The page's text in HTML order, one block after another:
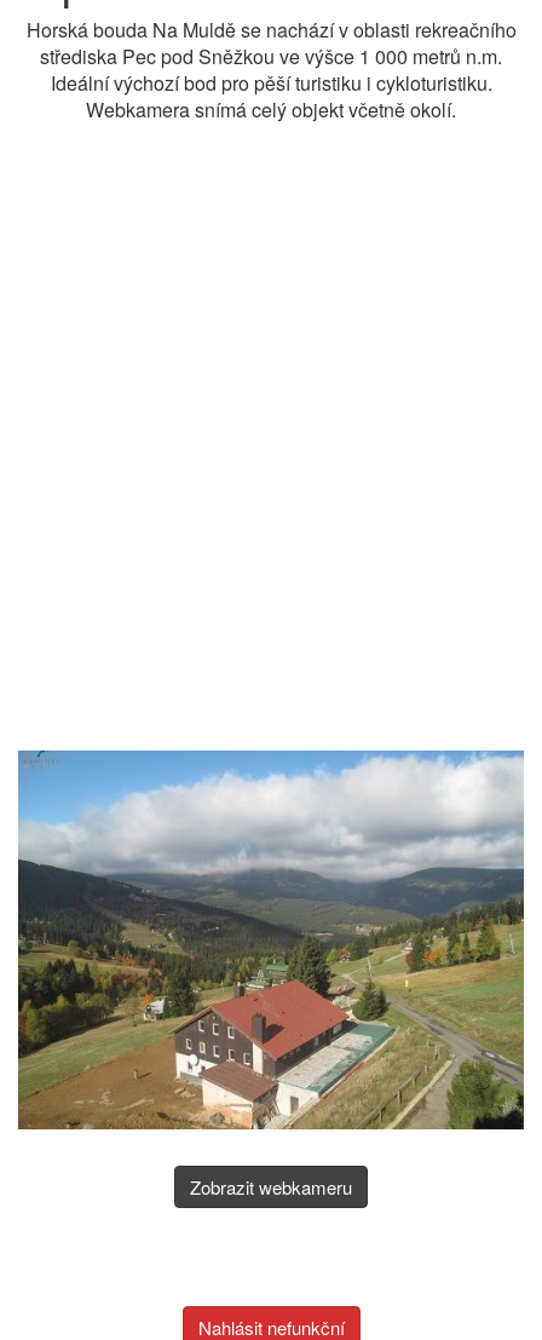
Horská bouda Na Muldě se nachází v oblasti rekreačního
střediska Pec pod Sněžkou ve výšce 1 000 metrů n.m.
Ideální výchozí bod pro pěší turistiku i cykloturistiku.
Webkamera snímá celý objekt včetně okolí.
Zobrazit webkameru